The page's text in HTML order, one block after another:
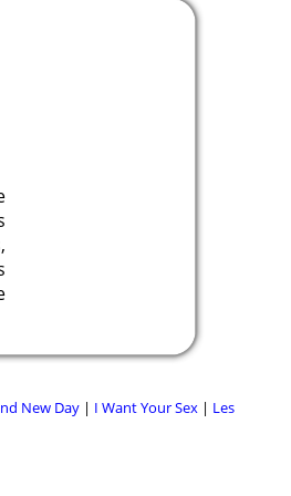
New Day| I Want Your Sex| Les